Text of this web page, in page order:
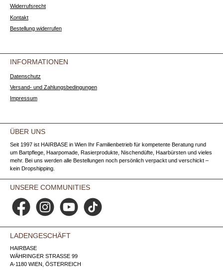
Widerrufsrecht
Kontakt
Bestellung widerrufen
INFORMATIONEN
Datenschutz
Versand- und Zahlungsbedingungen
Impressum
ÜBER UNS
Seit 1997 ist HAIRBASE in Wien Ihr Familienbetrieb für kompetente Beratung rund
um Bartpflege, Haarpomade, Rasierprodukte, Nischendüfte, Haarbürsten und vieles
mehr. Bei uns werden alle Bestellungen noch persönlich verpackt und verschickt –
kein Dropshipping.
UNSERE COMMUNITIES
Facebook Instagram YouTube TikTok
LADENGESCHÄFT
HAIRBASE
WÄHRINGER STRASSE 99
A-1180 WIEN, ÖSTERREICH